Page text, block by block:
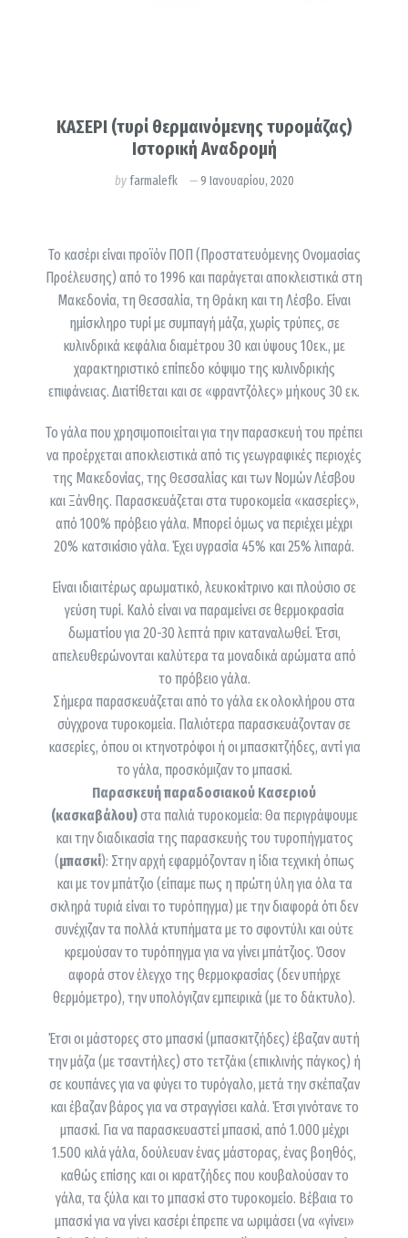
ΚΑΣΕΡΙ (τυρί θερμαινόμενης τυρομάζας)
Ιστορική Αναδρομή
byfarmalefk 9 Ιανουαρίου, 2020
Το κασέρι είναι προϊόν ΠΟΠ (Προστατευόµενης Ονοµασίας
Προέλευσης) από το 1996 και παράγεται αποκλειστικά στη
Μακεδονία, τη Θεσσαλία, τη Θράκη και τη Λέσβο. Είναι
ηµίσκληρο τυρί µε συµπαγή µάζα, χωρίς τρύπες, σε
κυλινδρικά κεφάλια διαμέτρου 30 και ύψους 10εκ., µε
χαρακτηριστικό επίπεδο κόψιµο της κυλινδρικής
επιφάνειας. Διατίθεται και σε «φραντζόλες» µήκους 30 εκ.
Το γάλα που χρησιµοποιείται για την παρασκευή του πρέπει
να προέρχεται αποκλειστικά από τις γεωγραφικές περιοχές
της Μακεδονίας, της Θεσσαλίας και των Νοµών Λέσβου
και Ξάνθης. Παρασκευάζεται στα τυροκομεία «κασερίες»,
από 100% πρόβειο γάλα. Μπορεί όµως να περιέχει µέχρι
20% κατσικίσιο γάλα. Έχει υγρασία 45% και 25% λιπαρά.
Είναι ιδιαιτέρως αρωµατικό, λευκοκίτρινο και πλούσιο σε
γεύση τυρί. Καλό είναι να παραµείνει σε θερµοκρασία
δωµατίου για 20-30 λεπτά πριν καταναλωθεί. Έτσι,
απελευθερώνονται καλύτερα τα µοναδικά αρώµατα από
το πρόβειο γάλα.
Σήμερα παρασκευάζεται από το γάλα εκ ολοκλήρου στα
σύγχρονα τυροκομεία. Παλιότερα παρασκευάζονταν σε
κασερίες, όπου οι κτηνοτρόφοι ή οι μπασκιτζήδες, αντί για
το γάλα, προσκόμιζαν το μπασκί.
Παρασκευή παραδοσιακού Κασεριού
(κασκαβάλου)στα παλιά τυροκομεία: Θα περιγράψουμε
και την διαδικασία της παρασκευής του τυροπήγματος
(μπασκί): Στην αρχή εφαρμόζονταν η ίδια τεχνική όπως
και με τον μπάτζιο (είπαμε πως η πρώτη ύλη για όλα τα
σκληρά τυριά είναι το τυρόπηγμα) με την διαφορά ότι δεν
συνέχιζαν τα πολλά κτυπήματα με το σφοντύλι και ούτε
κρεμούσαν το τυρόπηγμα για να γίνει μπάτζιος. Όσον
αφορά στον έλεγχο της θερμοκρασίας (δεν υπήρχε
θερμόμετρο), την υπολόγιζαν εμπειρικά (με το δάκτυλο).
Έτσι οι μάστορες στο μπασκί (μπασκιτζήδες) έβαζαν αυτή
την μάζα (με τσαντήλες) στο τετζάκι (επικλινής πάγκος) ή
σε κουπάνες για να φύγει το τυρόγαλο, μετά την σκέπαζαν
και έβαζαν βάρος για να στραγγίσει καλά. Έτσι γινότανε το
μπασκί. Για να παρασκευαστεί μπασκί, από 1.000 μέχρι
1.500 κιλά γάλα, δούλευαν ένας μάστορας, ένας βοηθός,
καθώς επίσης και οι κιρατζήδες που κουβαλούσαν το
γάλα, τα ξύλα και το μπασκί στο τυροκομείο. Βέβαια το
μπασκί για να γίνει κασέρι έπρεπε να ωριμάσει (να «γίνει»